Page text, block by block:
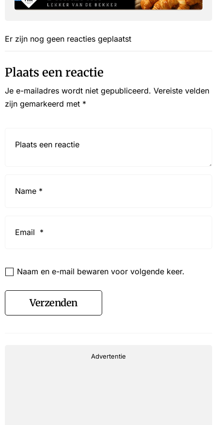
Er zijn nog geen reacties geplaatst
Plaats een reactie
Je e-mailadres wordt niet gepubliceerd. Vereiste velden
zijn gemarkeerd met *
Naam en e-mail bewaren voor volgende keer.
Verzenden
Advertentie